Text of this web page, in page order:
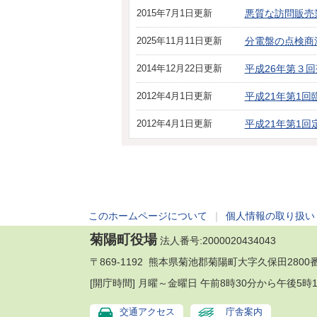
2015年7月1日更新 悪質な訪問販
2025年11月11日更新 分電盤の点検
2014年12月22日更新 平成26年第３
2012年4月1日更新 平成21年第1回
2012年4月1日更新 平成21年第1回
このホームページについて 個人情報の取り扱い
菊陽町役場法人番号:2000020434043
〒869-1192 熊本県菊池郡菊陽町大字久保田2800
[開庁時間] 月曜～金曜日 午前8時30分から午後5
交通アクセス 庁舎案内